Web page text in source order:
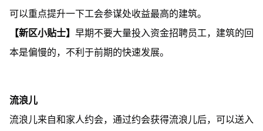
可以重点提升一下工会参谋处收益最高的建筑。
【新区小贴士】 早期不要大量投入资金招聘员工，建筑的回
本是偏慢的，不利于前期的快速发展。
流浪儿
流浪儿来自和家人约会，通过约会获得流浪儿后，可以送入